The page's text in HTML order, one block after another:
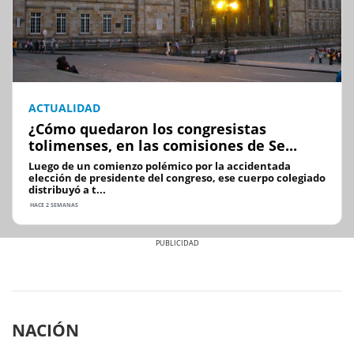
ACTUALIDAD
¿Cómo quedaron los congresistas
tolimenses, en las comisiones de Se...
Luego de un comienzo polémico por la accidentada
elección de presidente del congreso, ese cuerpo colegiado
distribuyó a t...
HACE 2 SEMANAS
NACIÓN